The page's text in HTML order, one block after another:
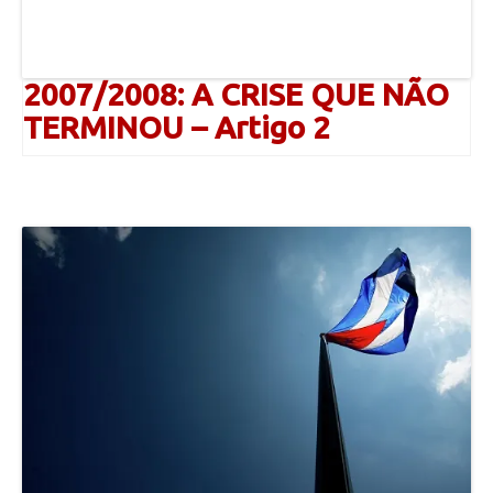
2007/2008: A CRISE QUE NÃO
TERMINOU – Artigo 2